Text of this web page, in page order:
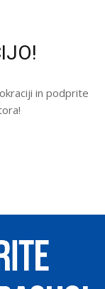
in podprite